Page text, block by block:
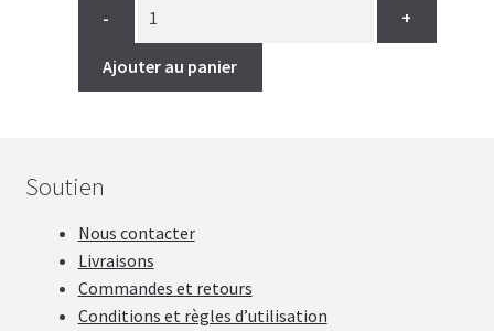
- +
Ajouter au panier
Soutien
Nous contacter
Livraisons
Commandes et retours
Conditions et règles d’utilisation